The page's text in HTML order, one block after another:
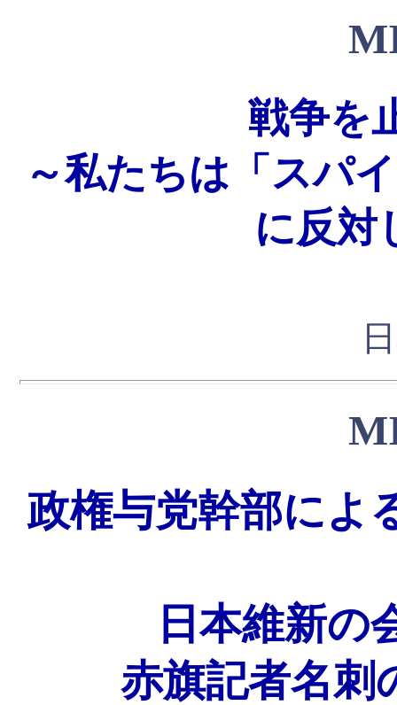
戦争を
～私たちは「スパ
に反対
政権与党幹部によ
日本維新の
赤旗記者名刺